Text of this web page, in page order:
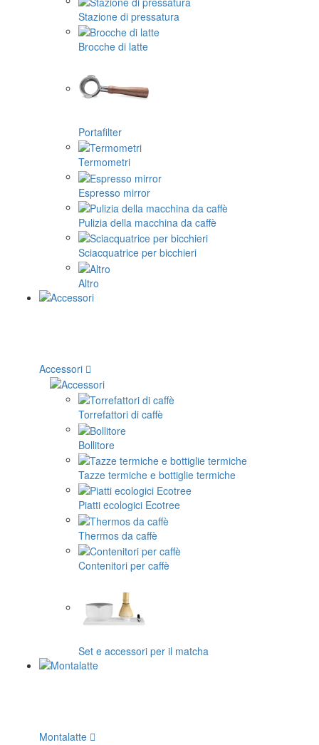
Stazione di pressatura
Brocche di latte
Portafilter
Termometri
Espresso mirror
Pulizia della macchina da caffè
Sciacquatrice per bicchieri
Altro
Accessori
Torrefattori di caffè
Bollitore
Tazze termiche e bottiglie termiche
Piatti ecologici Ecotree
Thermos da caffè
Contenitori per caffè
Set e accessori per il matcha
Montalatte